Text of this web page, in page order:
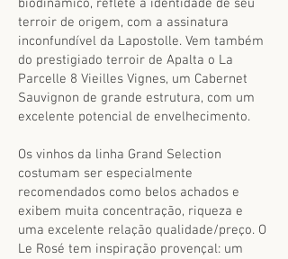
biodinâmico, reflete a identidade de seu
terroir de origem, com a assinatura
inconfundível da Lapostolle. Vem também
do prestigiado terroir de Apalta o La
Parcelle 8 Vieilles Vignes, um Cabernet
Sauvignon de grande estrutura, com um
excelente potencial de envelhecimento.
Os vinhos da linha Grand Selection
costumam ser especialmente
recomendados como belos achados e
exibem muita concentração, riqueza e
uma excelente relação qualidade/preço. O
Le Rosé tem inspiração provençal: um